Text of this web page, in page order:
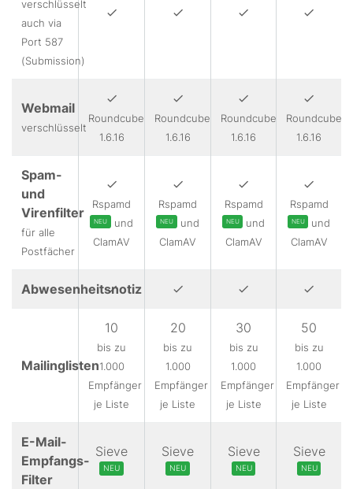
verschlüsselt
auch via
Port 587
(Submission)
Webmail
verschlüsselt
Roundcube
1.6.16
Roundcube
1.6.16
Roundcube
1.6.16
Roundcube
1.6.16
Spam-
und
Virenfilter
für alle
Postfächer
Rspamd
NEU
und
ClamAV
Rspamd
NEU
und
ClamAV
Rspamd
NEU
und
ClamAV
Rspamd
NEU
und
ClamAV
Abwesenheitsnotiz
Mailinglisten
10
bis zu
1.000
Empfänger
je Liste
20
bis zu
1.000
Empfänger
je Liste
30
bis zu
1.000
Empfänger
je Liste
50
bis zu
1.000
Empfänger
je Liste
E-Mail-
Empfangs-
Filter
Sieve
NEU
Sieve
NEU
Sieve
NEU
Sieve
NEU